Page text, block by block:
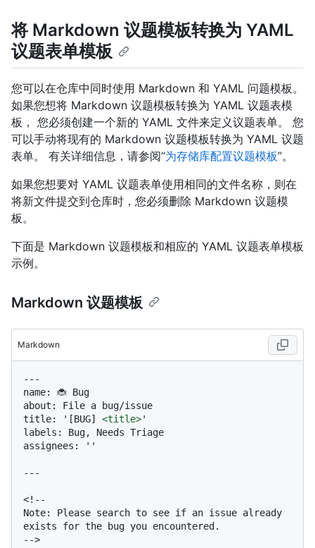
将 Markdown 议题模板转换为 YAML
议题表单模板
您可以在仓库中同时使用 Markdown 和 YAML 问题模板。
如果您想将 Markdown 议题模板转换为 YAML 议题表模
板， 您必须创建一个新的 YAML 文件来定义议题表单。 您
可以手动将现有的 Markdown 议题模板转换为 YAML 议题
表单。 有关详细信息，请参阅“为存储库配置议题模板”。
如果您想要对 YAML 议题表单使用相同的文件名称，则在
将新文件提交到仓库时，您必须删除 Markdown 议题模
板。
下面是 Markdown 议题模板和相应的 YAML 议题表单模板
示例。
Markdown 议题模板
Markdown
---
name: 🐞 Bug
about: File a bug/issue
title: '[BUG] <title>'
labels: Bug, Needs Triage
assignees: ''
---
<!--
Note: Please search to see if an issue already
exists for the bug you encountered.
-->